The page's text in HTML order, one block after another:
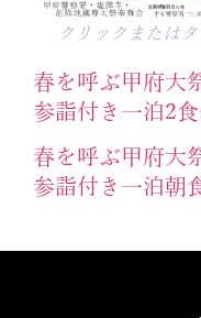
クリックまたは
春を呼ぶ甲府大
参詣付き一泊2
春を呼ぶ甲府大
参詣付き一泊朝